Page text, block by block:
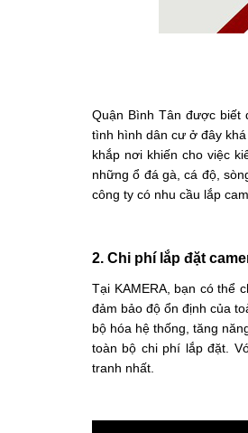
Quận Bình Tân được biết
tình hình dân cư ở đây
khắp nơi khiến cho việc
những ổ đá gà, cá độ,
công ty có nhu cầu lắp
2. Chi phí lắp đặt
Tại KAMERA, bạn có thể
đảm bảo độ ổn định của
bộ hóa hệ thống, tăng
toàn bộ chi phí lắp đặt.
tranh nhất.